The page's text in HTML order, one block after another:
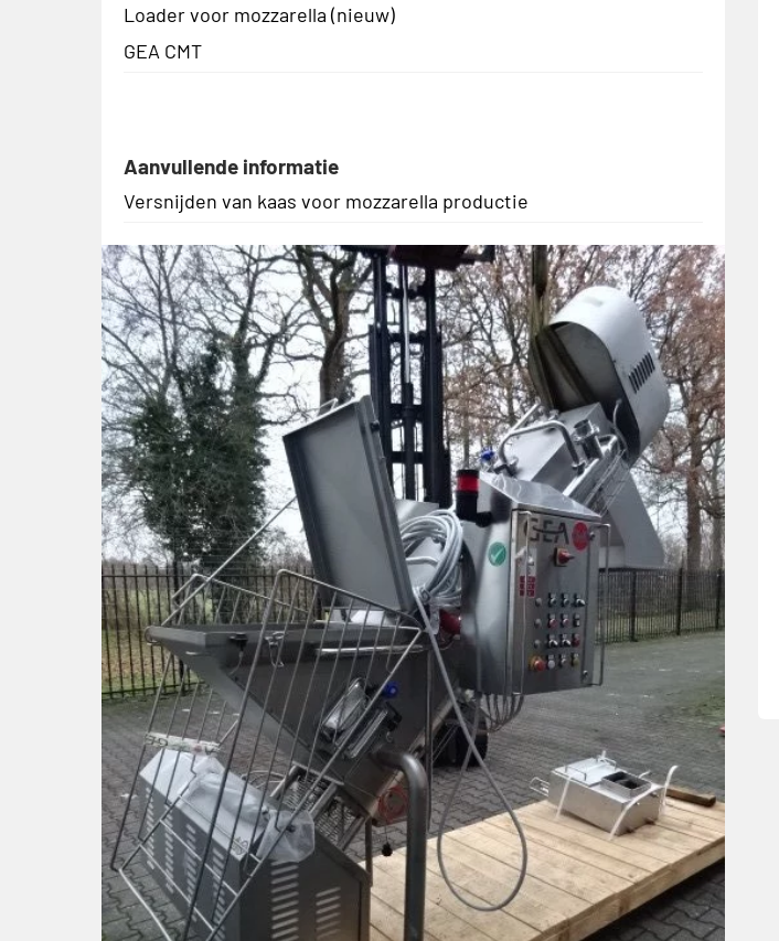
Loader voor mozzarella (nieuw)
GEA CMT
Aanvullende informatie
Versnijden van kaas voor mozzarella productie